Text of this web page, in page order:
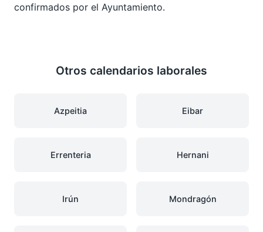
confirmados por el Ayuntamiento.
Otros calendarios laborales
Azpeitia Eibar
Errenteria Hernani
Irún Mondragón